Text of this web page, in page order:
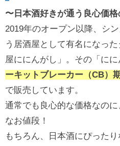
〜日本酒好きが通う良心価
2019年のオープン以降、シ
う居酒屋として有名になっ
屋ににんがし」。その「に
ーキットブレーカー（CB）
で販売しています。
通常でも良心的な価格なの
なお値段！
もちろん、日本酒にぴった